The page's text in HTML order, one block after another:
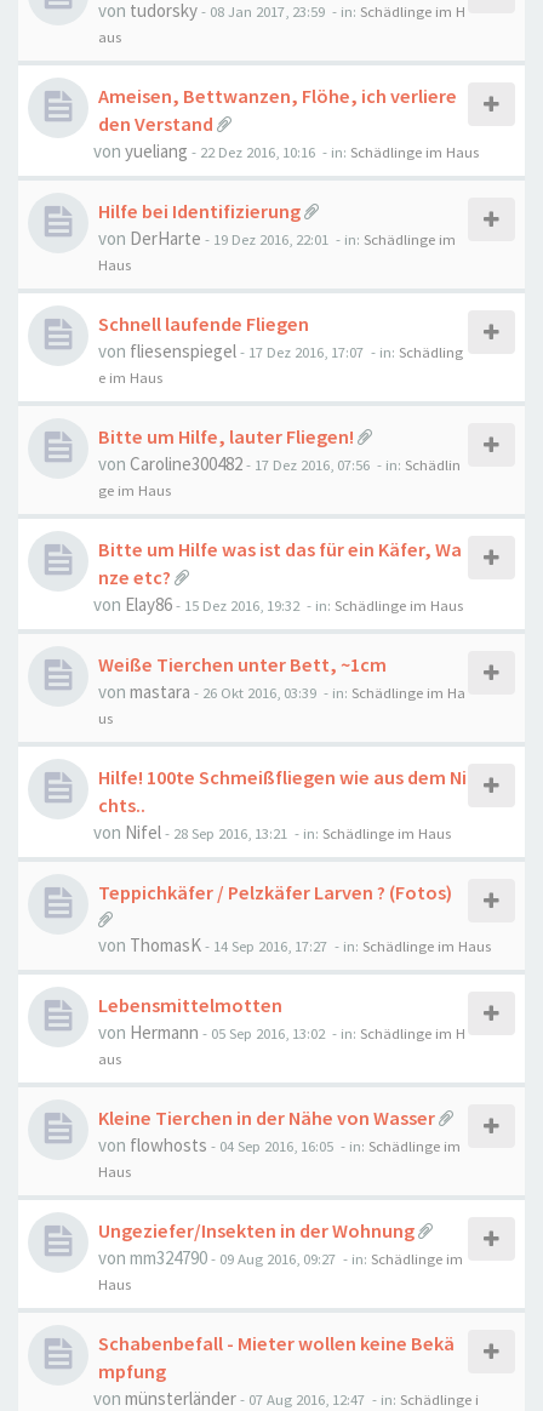
von tudorsky- 08 Jan 2017, 23:59 - in: Schädlinge im H
aus
Ameisen, Bettwanzen, Flöhe, ich verliere
den Verstand
von yueliang - 22 Dez 2016, 10:16 - in: Schädlinge im Haus
Hilfe bei Identifizierung
von DerHarte - 19 Dez 2016, 22:01 - in: Schädlinge im
Haus
Schnell laufende Fliegen
von fliesenspiegel- 17 Dez 2016, 17:07 - in: Schädling
e im Haus
Bitte um Hilfe, lauter Fliegen!
von Caroline300482- 17 Dez 2016, 07:56 - in: Schädlin
ge im Haus
Bitte um Hilfe was ist das für ein Käfer, Wa
nze etc?
von Elay86- 15 Dez 2016, 19:32 - in: Schädlinge im Haus
Weiße Tierchen unter Bett, ~1cm
von mastara - 26 Okt 2016, 03:39 - in: Schädlinge im Ha
us
Hilfe! 100te Schmeißfliegen wie aus dem Ni
chts..
von Nifel- 28 Sep 2016, 13:21 - in: Schädlinge im Haus
Teppichkäfer / Pelzkäfer Larven ? (Fotos)
von ThomasK- 14 Sep 2016, 17:27 - in: Schädlinge im Haus
Lebensmittelmotten
von Hermann - 05 Sep 2016, 13:02 - in: Schädlinge im H
aus
Kleine Tierchen in der Nähe von Wasser
von flowhosts - 04 Sep 2016, 16:05 - in: Schädlinge im
Haus
Ungeziefer/Insekten in der Wohnung
von mm324790- 09 Aug 2016, 09:27 - in: Schädlinge im
Haus
Schabenbefall - Mieter wollen keine Bekä
mpfung
von münsterländer- 07 Aug 2016, 12:47 - in: Schädlinge i